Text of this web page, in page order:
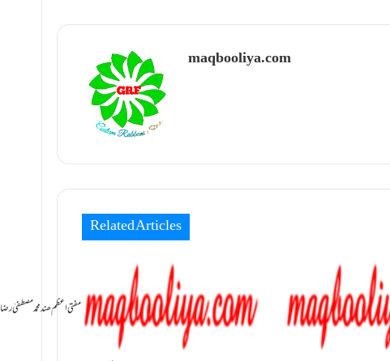
maqbooliya.com
Related Articles
سامانِ بخشش Mufti Azam Hind Muhammad Mustafa Raza مفتی اعظم ھند محمد مصطفیٰ رضا